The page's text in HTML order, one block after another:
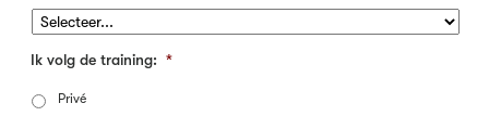
Ik volg de training: *
Privé